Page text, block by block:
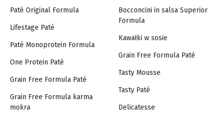
Paté Original Formula
Lifestage Paté
Paté Monoprotein Formula
One Protein Paté
Grain Free Formula Paté
Grain Free Formula karma
mokra
Bocconcini in salsa Superior
Formula
Kawałki w sosie
Grain Free Formula Paté
Tasty Mousse
Tasty Paté
Delicatesse